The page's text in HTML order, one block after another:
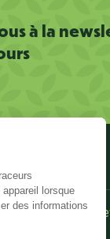
lorsque
des informations
à la
Comment venir